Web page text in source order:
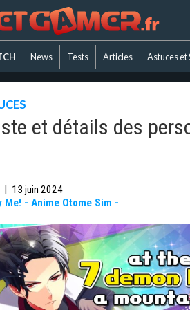
News Tests Articles Astuces et
et détails des
| 13 juin 2024
Me! - Anime Otome Sim -